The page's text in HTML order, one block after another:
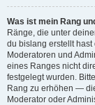
Was ist mein Rang
Ränge, die unter
du bislang erstellt
Moderatoren und
eines Ranges nicht
festgelegt wurden.
Rang zu erhöhen —
Moderator oder